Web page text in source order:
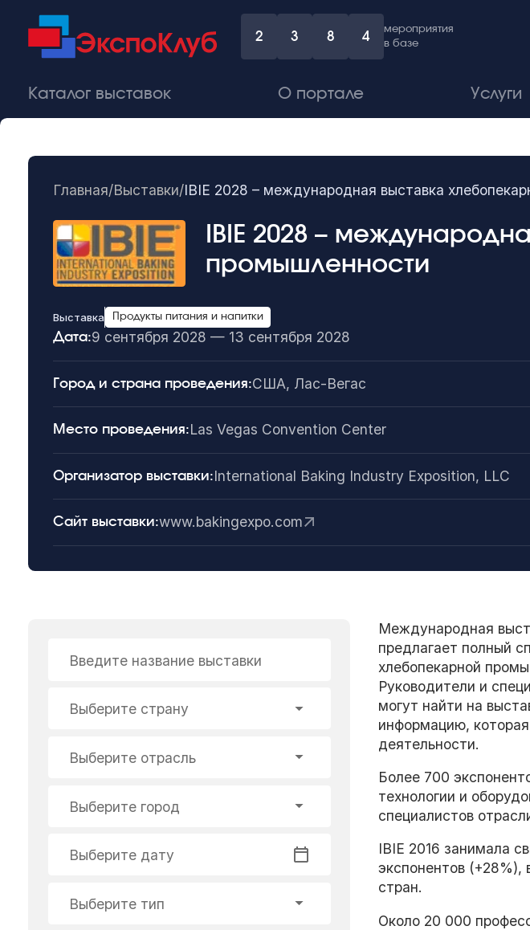
2 3 8 4
мероприятия
в базе
Каталог выставок О портале Услуги
Главная/Выставки/IBIE 2028 – международная выставка
IBIE 2028 –
промышленности
Выставка Продукты питания и напитки
Дата:9 сентября 2028 — 13 сентября 2028
Город и страна проведения:США, Лас-Вегас
Место проведения:Las Vegas Convention Center
Организатор выставки:International Baking Industry Exposition, LLC
Сайт выставки:www.bakingexpo.com
Введите название выставки
Выберите страну
Выберите отрасль
Выберите город
Выберите дату
Выберите тип
Международная
предлагает полный
хлебопекарной
Руководители и
могут найти на
информацию,
деятельности.
Более 700
технологии и
специалистов
IBIE 2016 занимала
экспонентов (+28%),
стран.
Около 20 000